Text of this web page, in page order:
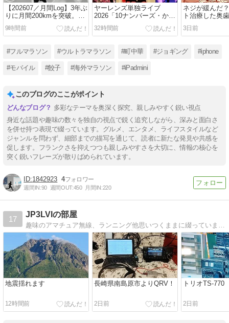
【202607／月間Log】3年ぶ
りに月間200kmを突破。そ
れでも素直に喜べない理由
9時間前
ヤーレンズ単独ライブ
2026「10ナンバーズ・から
っと」8/5東京公演フォトレ
ポート【撮影OKタイム＆
32時間前
ネジが緩んだ
ト治療した奥
3日前
#フルマラソン #ウルトラマラソン #町中華 #ジョギング #iphone
#モバイル #餃子 #海外マラソン #iPadmini
このブログのここがポイント
多彩なテーマを奥深く探究、親しみやすく鋭い視点
身近な話題や趣味の数々を独自の視点で鋭く追究しながら、深みと面白さ
を併せ持つ表現で綴っています。グルメ、エンタメ、ライフスタイルなど
ジャンルを問わず、細部までの描写を通じて、読者に新たな発見や共感を
促します。フランクさを抑えつつも親しみやすさを大切に、情報の核心を
突く鋭いフレーズが散りばめられています。
1842923 4
週間IN:90 週間OUT:450 月間IN:220
17
JP3LVIの部屋
趣味のアマチュア無線、ランニング他思いつくままに綴っています。
地震揺れます
12時間前
長崎県南島原市よりQRV！
2日前
トリオTS-770
2日前